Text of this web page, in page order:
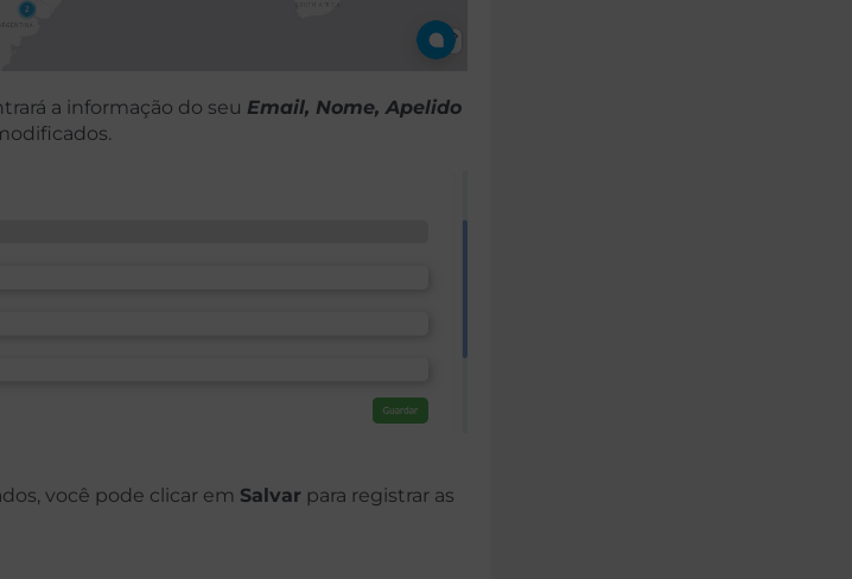
a informação do seu Email, Nome, Apelido
você pode clicar em Salvarpara registrar as